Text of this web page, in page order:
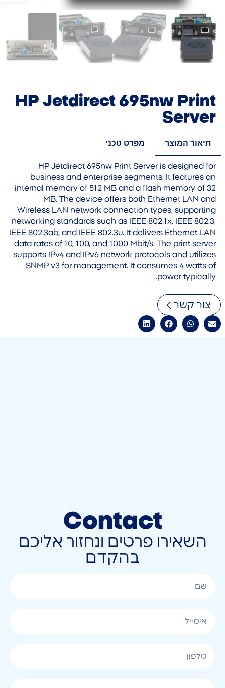
HP Jetdirect 695nw Print
Server
תיאור המוצר מפרט טכני
HP Jetdirect 695nw Print Server is designed for
business and enterprise segments. It features an
internal memory of 512 MB and a flash memory of 32
MB. The device offers both Ethernet LAN and
Wireless LAN network connection types, supporting
networking standards such as IEEE 802.1x, IEEE 802.3,
IEEE 802.3ab, and IEEE 802.3u. It delivers Ethernet LAN
data rates of 10, 100, and 1000 Mbit/s. The print server
supports IPv4 and IPv6 network protocols and utilizes
SNMP v3 for management. It consumes 4 watts of
power typically.
צור קשר
Contact
השאירו פרטים ונחזור אליכם
בהקדם